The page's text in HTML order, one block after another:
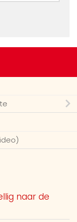
naar de